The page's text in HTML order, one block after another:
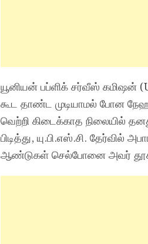
யூனியன் பப்ளிக் சர்வீஸ் கமிஷன்
கூட தாண்ட முடியாமல் போன
வெற்றி கிடைக்காத நிலையில்
பிடித்து, யு.பி.எஸ்.சி. தேர்வில்
ஆண்டுகள் செல்போனை அவர்